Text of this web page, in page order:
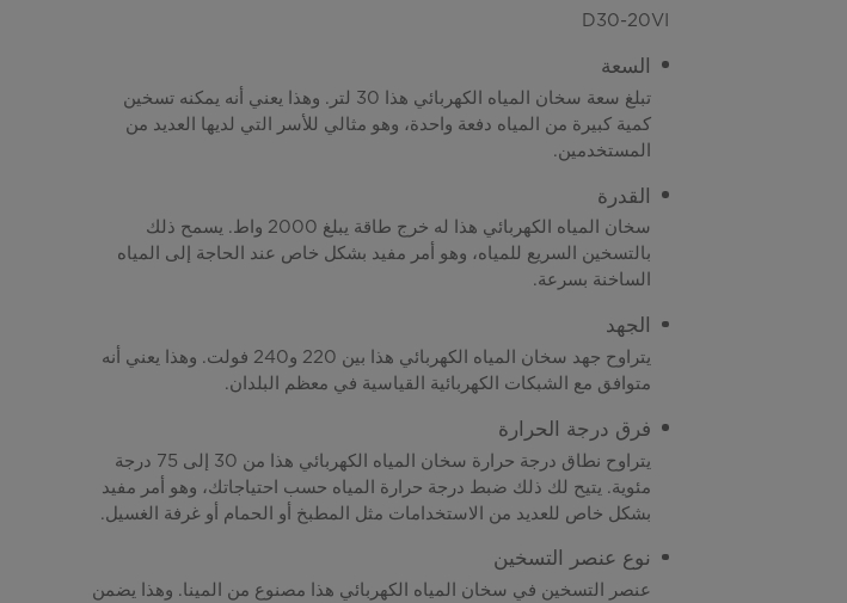
D30-20VI
السعة
تبلغ سعة سخان المياه الكهربائي هذا 30 لتر. وهذا يعني أنه يمكنه تسخين
كمية كبيرة من المياه دفعة واحدة، وهو مثالي للأسر التي لديها العديد من
المستخدمين.
القدرة
سخان المياه الكهربائي هذا له خرج طاقة يبلغ 2000 واط. يسمح ذلك
بالتسخين السريع للمياه، وهو أمر مفيد بشكل خاص عند الحاجة إلى المياه
الساخنة بسرعة.
الجهد
يتراوح جهد سخان المياه الكهربائي هذا بين 220 و240 فولت. وهذا يعني أنه
متوافق مع الشبكات الكهربائية القياسية في معظم البلدان.
فرق درجة الحرارة
يتراوح نطاق درجة حرارة سخان المياه الكهربائي هذا من 30 إلى 75 درجة
مئوية. يتيح لك ذلك ضبط درجة حرارة المياه حسب احتياجاتك، وهو أمر مفيد
بشكل خاص للعديد من الاستخدامات مثل المطبخ أو الحمام أو غرفة الغسيل.
نوع عنصر التسخين
عنصر التسخين في سخان المياه الكهربائي هذا مصنوع من المينا. وهذا يضمن